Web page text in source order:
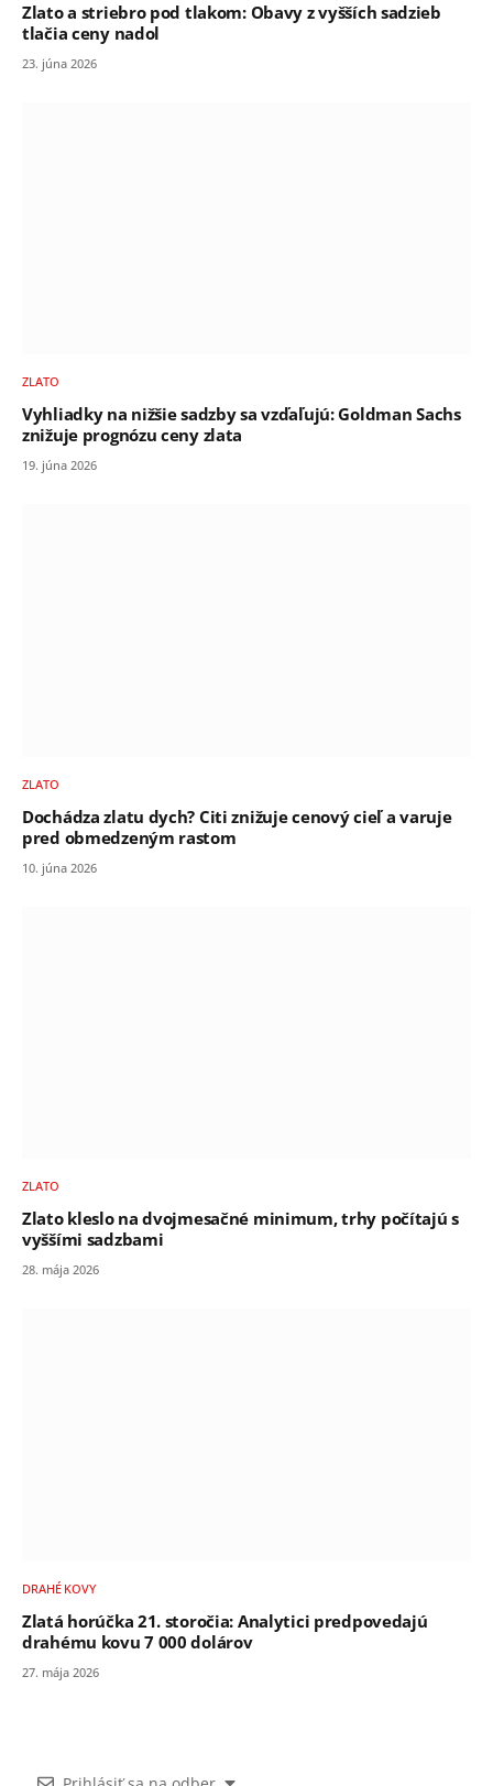
Zlato a striebro pod tlakom: Obavy z vyšších sadzieb
tlačia ceny nadol
23. júna 2026
ZLATO
Vyhliadky na nižšie sadzby sa vzďaľujú: Goldman Sachs
znižuje prognózu ceny zlata
19. júna 2026
ZLATO
Dochádza zlatu dych? Citi znižuje cenový cieľ a varuje
pred obmedzeným rastom
10. júna 2026
ZLATO
Zlato kleslo na dvojmesačné minimum, trhy počítajú s
vyššími sadzbami
28. mája 2026
DRAHÉ KOVY
Zlatá horúčka 21. storočia: Analytici predpovedajú
drahému kovu 7 000 dolárov
27. mája 2026